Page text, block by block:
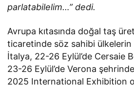
parlatabilelim…” dedi.
Avrupa kıtasında doğal taş
ticaretinde söz sahibi ülkelerin
İtalya, 22-26 Eylül’de Cersaie
23-26 Eylül’de Verona
2025 International Exhibition